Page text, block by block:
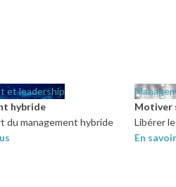
et leadership
hybride
du management hybride
Motiver
Libérer
En